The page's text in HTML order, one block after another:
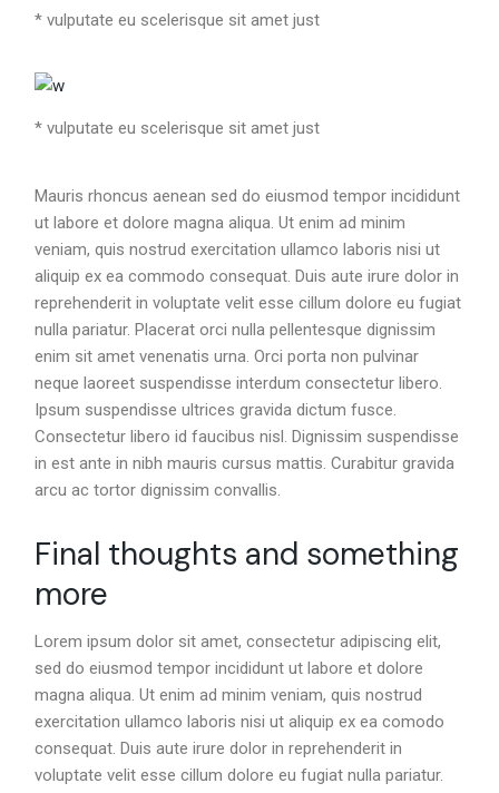
* vulputate eu scelerisque sit amet just
* vulputate eu scelerisque sit amet just
Mauris rhoncus aenean sed do eiusmod tempor incididunt
ut labore et dolore magna aliqua. Ut enim ad minim
veniam, quis nostrud exercitation ullamco laboris nisi ut
aliquip ex ea commodo consequat. Duis aute irure dolor in
reprehenderit in voluptate velit esse cillum dolore eu fugiat
nulla pariatur. Placerat orci nulla pellentesque dignissim
enim sit amet venenatis urna. Orci porta non pulvinar
neque laoreet suspendisse interdum consectetur libero.
Ipsum suspendisse ultrices gravida dictum fusce.
Consectetur libero id faucibus nisl. Dignissim suspendisse
in est ante in nibh mauris cursus mattis. Curabitur gravida
arcu ac tortor dignissim convallis.
Final thoughts and something
more
Lorem ipsum dolor sit amet, consectetur adipiscing elit,
sed do eiusmod tempor incididunt ut labore et dolore
magna aliqua. Ut enim ad minim veniam, quis nostrud
exercitation ullamco laboris nisi ut aliquip ex ea comodo
consequat. Duis aute irure dolor in reprehenderit in
voluptate velit esse cillum dolore eu fugiat nulla pariatur.